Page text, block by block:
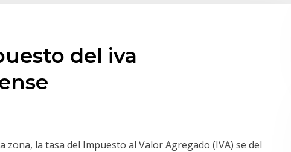
del iva
zona, la tasa del Impuesto al Valor Agregado (IVA) se del